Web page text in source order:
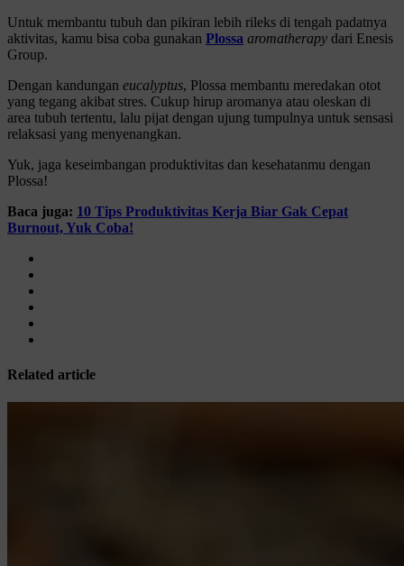
Untuk membantu tubuh dan pikiran lebih rileks di tengah padatnya
aktivitas, kamu bisa coba gunakan Plossa aromatherapy dari Enesis
Group.
Dengan kandungan eucalyptus, Plossa membantu meredakan otot
yang tegang akibat stres. Cukup hirup aromanya atau oleskan di
area tubuh tertentu, lalu pijat dengan ujung tumpulnya untuk sensasi
relaksasi yang menyenangkan.
Yuk, jaga keseimbangan produktivitas dan kesehatanmu dengan
Plossa!
Baca juga: 10 Tips Produktivitas Kerja Biar Gak Cepat
Burnout, Yuk Coba!
Related article